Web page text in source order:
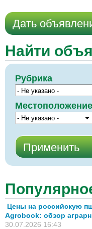
Дать
Найти
Рубрика
Местоположение
Цены на российскую
Agrobook: обзор
30.07.2026 16:43